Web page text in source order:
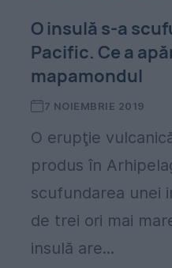
O insulă s-a
Pacific. Ce a
mapamondul
7 NOIEMBRIE 2019
O erupţie
produs în
scufundarea unei
de trei ori mai
insulă are...